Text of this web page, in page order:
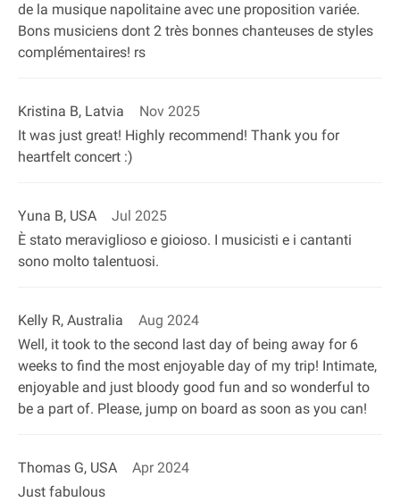
de la musique napolitaine avec une proposition variée.
Bons musiciens dont 2 très bonnes chanteuses de styles
complémentaires! rs
Kristina B, Latvia
Nov 2025
It was just great! Highly recommend! Thank you for
heartfelt concert :)
Yuna B, USA
Jul 2025
È stato meraviglioso e gioioso. I musicisti e i cantanti
sono molto talentuosi.
Kelly R, Australia
Aug 2024
Well, it took to the second last day of being away for 6
weeks to find the most enjoyable day of my trip! Intimate,
enjoyable and just bloody good fun and so wonderful to
be a part of. Please, jump on board as soon as you can!
Thomas G, USA
Apr 2024
Just fabulous